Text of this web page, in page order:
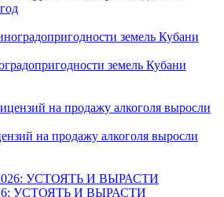
земель Кубани
на продажу алкоголя выросли
УСТОЯТЬ И ВЫРАСТИ